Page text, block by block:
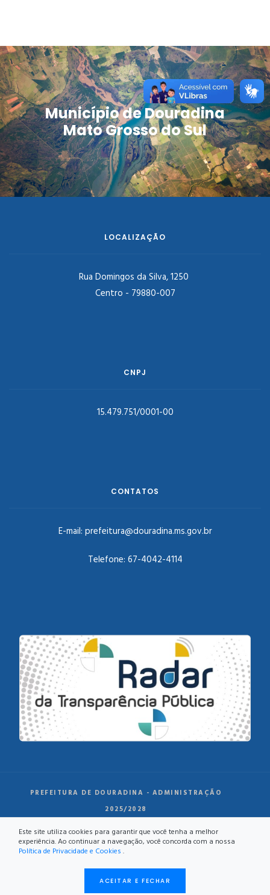
Município de Douradina
Mato Grosso do Sul
LOCALIZAÇÃO
Rua Domingos da Silva, 1250
Centro - 79880-007
CNPJ
15.479.751/0001-00
CONTATOS
E-mail: prefeitura@douradina.ms.gov.br
Telefone: 67-4042-4114
PREFEITURA DE DOURADINA - ADMINISTRAÇÃO
2025/2028
Este site utiliza cookies para garantir que você tenha a melhor
experiência. Ao continuar a navegação, você concorda com a nossa
Política de Privacidade e Cookies .
ACEITAR E FECHAR